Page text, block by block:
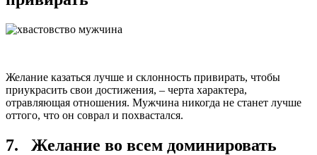
Желание казаться лучше и склонность привирать, чтобы
приукрасить свои достижения, – черта характера,
отравляющая отношения. Мужчина никогда не станет лучше
оттого, что он соврал и похвастался.
7. Желание во всем доминировать